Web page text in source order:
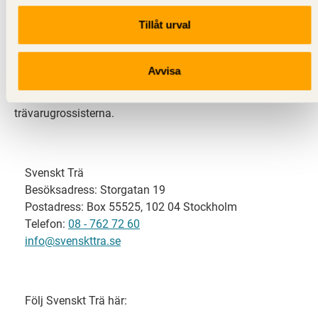
Tillåt urval
Avvisa
Svenskt Trä representerar svensk sågverksindustri
och är en del av branschorganisationen
svensk limträ-, KL-trä- och förpackningsindustri samt
trävarugrossisterna.
Svenskt Trä
Besöksadress: Storgatan 19
Postadress: Box 55525, 102 04 Stockholm
Telefon: 08 - 762 72 60
info@svenskttra.se
Följ Svenskt Trä här: